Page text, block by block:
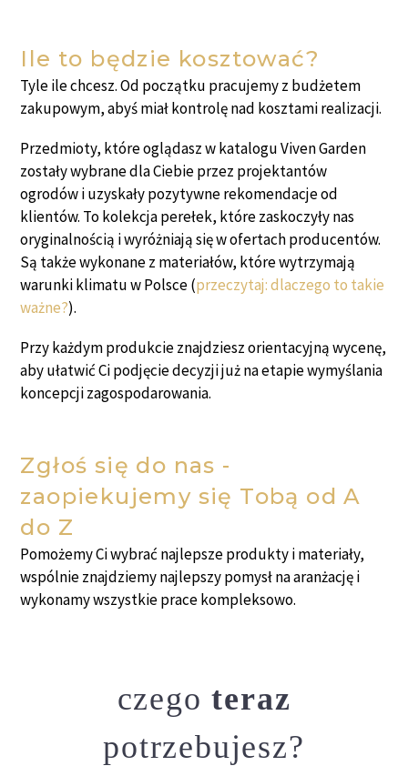
Ile to będzie kosztować?
Tyle ile chcesz. Od początku pracujemy z budżetem
zakupowym, abyś miał kontrolę nad kosztami realizacji.
Przedmioty, które oglądasz w katalogu Viven Garden
zostały wybrane dla Ciebie przez projektantów
ogrodów i uzyskały pozytywne rekomendacje od
klientów. To kolekcja perełek, które zaskoczyły nas
oryginalnością i wyróżniają się w ofertach producentów.
Są także wykonane z materiałów, które wytrzymają
warunki klimatu w Polsce (przeczytaj: dlaczego to takie
ważne?).
Przy każdym produkcie znajdziesz orientacyjną wycenę,
aby ułatwić Ci podjęcie decyzji już na etapie wymyślania
koncepcji zagospodarowania.
Zgłoś się do nas -
zaopiekujemy się Tobą od A
do Z
Pomożemy Ci wybrać najlepsze produkty i materiały,
wspólnie znajdziemy najlepszy pomysł na aranżację i
wykonamy wszystkie prace kompleksowo.
czegoteraz
potrzebujesz?